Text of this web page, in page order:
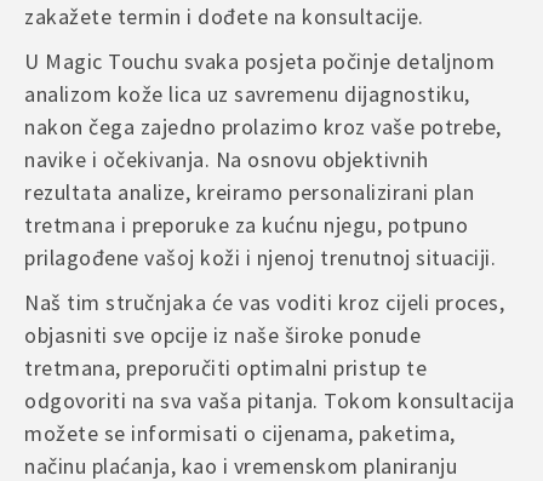
zakažete termin i dođete na konsultacije.
U Magic Touchu svaka posjeta počinje detaljnom
analizom kože lica uz savremenu dijagnostiku,
nakon čega zajedno prolazimo kroz vaše potrebe,
navike i očekivanja. Na osnovu objektivnih
rezultata analize, kreiramo personalizirani plan
tretmana i preporuke za kućnu njegu, potpuno
prilagođene vašoj koži i njenoj trenutnoj situaciji.
Naš tim stručnjaka će vas voditi kroz cijeli proces,
objasniti sve opcije iz naše široke ponude
tretmana, preporučiti optimalni pristup te
odgovoriti na sva vaša pitanja. Tokom konsultacija
možete se informisati o cijenama, paketima,
načinu plaćanja, kao i vremenskom planiranju